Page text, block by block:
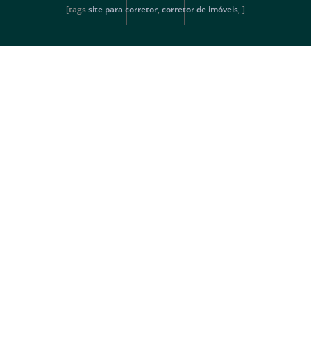
[tagssite para corretor,corretor de imóveis, ]